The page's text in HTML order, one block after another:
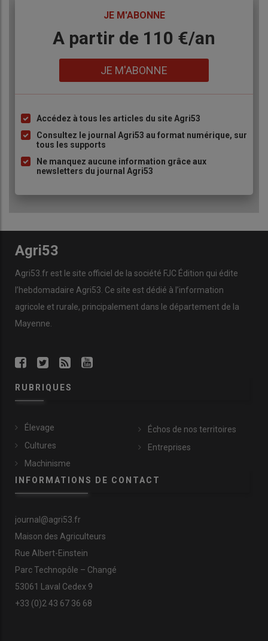
JE M'ABONNE
BodyA partir de 110 €/an
JE M'ABONNE
Liste
à
puce
Accédez à tous les articles du site Agri53
Consultez le journal Agri53 au format numérique, sur
tous les supports
Ne manquez aucune information grâce aux
newsletters du journal Agri53
Agri53
Agri53.fr est le site officiel de la société FJC Édition qui édite
l’hebdomadaire Agri53. Ce site est dédié à l’information
agricole et rurale, principalement dans le département de la
Mayenne.
RUBRIQUES
Élevage
Cultures
Machinisme
Échos de nos territoires
Entreprises
INFORMATIONS DE CONTACT
journal@agri53.fr
Maison des Agriculteurs
Rue Albert-Einstein
Parc Technopôle – Changé
53061 Laval Cedex 9
+33 (0)2 43 67 36 68